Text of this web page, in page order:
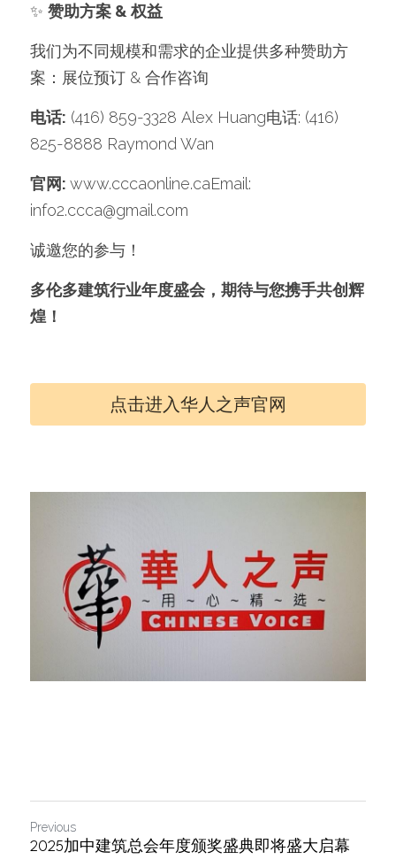
✨ 赞助方案 & 权益
我们为不同规模和需求的企业提供多种赞助方
案：展位预订 & 合作咨询
电话: (416) 859-3328 Alex Huang电话: (416)
825-8888 Raymond Wan
官网: www.cccaonline.caEmail:
info2.ccca@gmail.com
诚邀您的参与！
多伦多建筑行业年度盛会，期待与您携手共创辉
煌！
点击进入华人之声官网
Previous
2025加中建筑总会年度颁奖盛典即将盛大启幕